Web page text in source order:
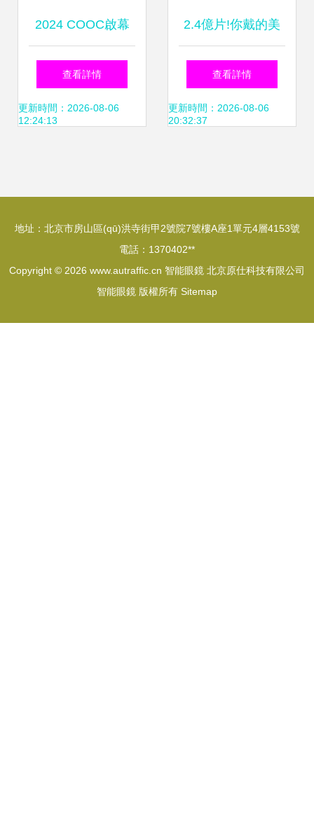
2024 COOC啟幕
moody攜新研究、
新產品共筑“學研產
查看詳情
更新時間：2026-08-06
12:24:13
2.4億片!你戴的美
瞳,兩成與這個西北
小鎮(zhèn)有關 智
查看詳情
更新時間：2026-08-06
20:32:37
地址：北京市房山區(qū)洪寺街甲2號院7號樓A座1單元4層4153號
電話：1370402**
Copyright © 2026 www.autraffic.cn 智能眼鏡 北京原仕科技有限公司
智能眼鏡 版權所有 Sitemap